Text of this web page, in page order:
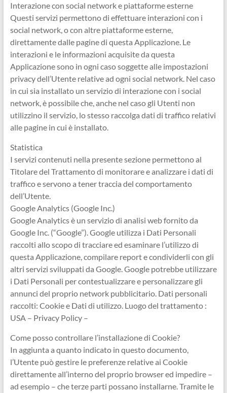
Interazione con social network e piattaforme esterne
Questi servizi permettono di effettuare interazioni con i
social network, o con altre piattaforme esterne,
direttamente dalle pagine di questa Applicazione. Le
interazioni e le informazioni acquisite da questa
Applicazione sono in ogni caso soggette alle impostazioni
privacy dell’Utente relative ad ogni social network. Nel caso
in cui sia installato un servizio di interazione con i social
network, è possibile che, anche nel caso gli Utenti non
utilizzino il servizio, lo stesso raccolga dati di traffico relativi
alle pagine in cui è installato.
Statistica
I servizi contenuti nella presente sezione permettono al
Titolare del Trattamento di monitorare e analizzare i dati di
traffico e servono a tener traccia del comportamento
dell’Utente.
Google Analytics (Google Inc.)
Google Analytics è un servizio di analisi web fornito da
Google Inc. (“Google”). Google utilizza i Dati Personali
raccolti allo scopo di tracciare ed esaminare l’utilizzo di
questa Applicazione, compilare report e condividerli con gli
altri servizi sviluppati da Google. Google potrebbe utilizzare
i Dati Personali per contestualizzare e personalizzare gli
annunci del proprio network pubblicitario. Dati personali
raccolti: Cookie e Dati di utilizzo. Luogo del trattamento :
USA – Privacy Policy –
Come posso controllare l’installazione di Cookie?
In aggiunta a quanto indicato in questo documento,
l’Utente può gestire le preferenze relative ai Cookie
direttamente all’interno del proprio browser ed impedire –
ad esempio – che terze parti possano installarne. Tramite le